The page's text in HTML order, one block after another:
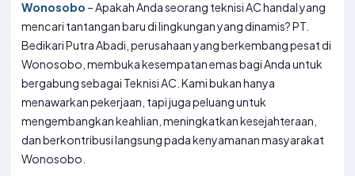
Wonosobo – Apakah Anda seorang teknisi AC handal yang
mencari tantangan baru di lingkungan yang dinamis? PT.
Bedikari Putra Abadi, perusahaan yang berkembang pesat di
Wonosobo, membuka kesempatan emas bagi Anda untuk
bergabung sebagai Teknisi AC. Kami bukan hanya
menawarkan pekerjaan, tapi juga peluang untuk
mengembangkan keahlian, meningkatkan kesejahteraan,
dan berkontribusi langsung pada kenyamanan masyarakat
Wonosobo.